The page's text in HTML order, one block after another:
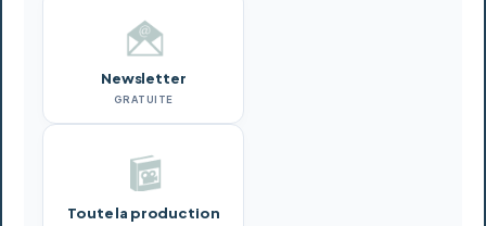
Newsletter
GRATUITE
Toute la production